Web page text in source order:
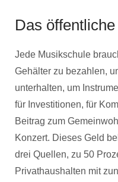
Das
Jede Musikschule
Gehälter zu bezahlen,
unterhalten, um
für Investitionen, für
Beitrag zum
Konzert. Dieses Geld
drei Quellen, zu 50
Privathaushalten mit